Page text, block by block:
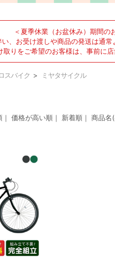
＜夏季休業（お盆休み）期間の
、お受け渡しや商品の発送は通
取りをご希望のお客様は、事前に
スバイク ミヤタサイクル
｜価格が高い順 ｜ 新着順 ｜商品名